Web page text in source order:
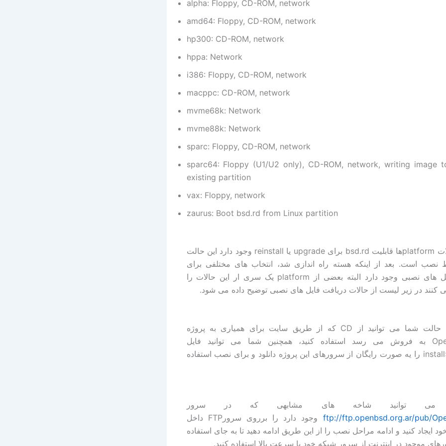
alpha: Floppy, CD-ROM, network
amd64: Floppy, CD-ROM, network
hp300: CD-ROM, network
hppa: Network
i386: Floppy, CD-ROM, network
macppc: CD-ROM, network
mvme68k: Network
mvme88k: Network
sparc: Floppy, CD-ROM, network
sparc64: Floppy (U1/U2 only), CD-ROM, network, writing image
existing partition
vax: Floppy, network
zaurus: Boot bsd.rd from Linux partition
در همه حالات platformها قابلیت bsd.rd برای upgrade یا reinstall وجود دارد این حالت
نصب است. بعد از اینکه هسته راه اندازی شد، انتخاب های مختلفی برای
دریافت فایل های نصبی وجود دارد البته بعضی از platform یک سری ار این حالات را
کنند در زیر لیست از حالات دریافت فایل های نصبی توضیح داده می شود.
در این حالت شما می توانید از CD که از طریق سایت برای همیاری به پروژه
OpenBSD به فروش می رسد استفاده کنید، همچنین شما می توانید فایل
install50.iso را یه صورت رایگان از سرورهای این پروژه دانلود و برای نصب استفاده
می توانید شاخه های مشابهی که در سرور
ftp://ftp.openbsd.org.ar/pub/
وجود دارد را برروی سرورFTP داخل
ایجاد کنید و ادامه مراحل نصب را از این طریق ادامه دهید تا به جای استفاده
موجود در اینترنت از سرور شبکه خود با سرعت بالا استفاده کنید.